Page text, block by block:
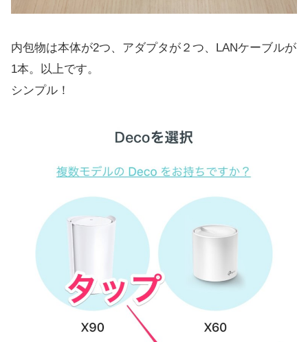
内包物は本体が2つ、アダプタが２つ、LANケーブルが
1本。以上です。
シンプル！